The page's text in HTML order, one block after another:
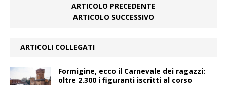
ARTICOLO PRECEDENTE
ARTICOLO SUCCESSIVO
ARTICOLI COLLEGATI
Formigine, ecco il Carnevale dei ragazzi:
oltre 2.300 i figuranti iscritti al corso